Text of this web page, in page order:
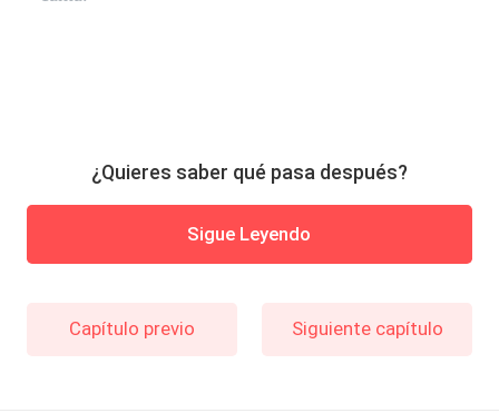
¿Quieres saber qué pasa después?
Sigue Leyendo
Capítulo previo Siguiente capítulo